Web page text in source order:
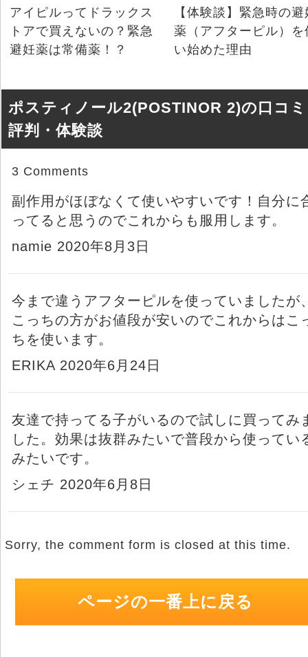
アイピルってドラックス
トアで買えないの？緊急
避妊薬は常備薬！？
【体験談】緊急時の避
薬（アフターピル）を
い始めた理由
ポスティノール2(POSTINOR 2)の口コ
評判・体験談
3 Comments
副作用がほぼなくて使いやすいです！自分に
ってると思うのでこれからも服用します。
namie 2020年8月3日
今まで違うアフターピルを使っていましたが
こっちの方がお値段が安いのでこれからはこ
ちを使います。
ERIKA 2020年6月24日
友達で持ってる子がいるので試しに買ってみ
した。効果は抜群みたいで普段から使ってい
みたいです。
シェチ 2020年6月8日
Sorry, the comment form is closed at this time.
ページの一番上に戻る